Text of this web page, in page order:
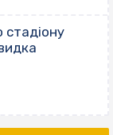
стадіону